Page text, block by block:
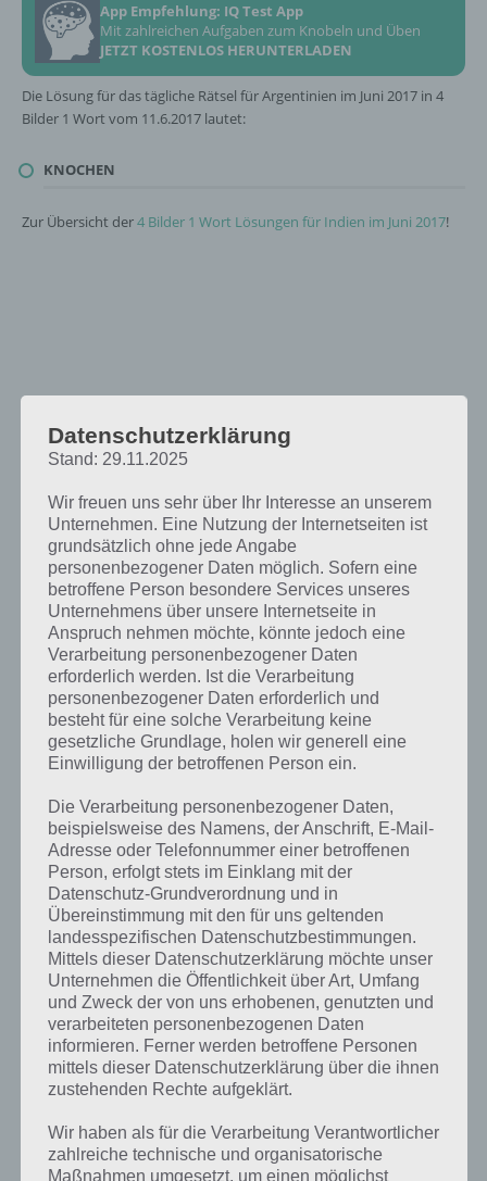
App Empfehlung: IQ Test App
Mit zahlreichen Aufgaben zum Knobeln und Üben
JETZT KOSTENLOS HERUNTERLADEN
Die Lösung für das tägliche Rätsel für Argentinien im Juni 2017 in 4
Bilder 1 Wort vom 11.6.2017 lautet:
KNOCHEN
Zur Übersicht der4 Bilder 1 Wort Lösungen für Indien im Juni 2017!
Kurze Begriffserklärung zur Lösung
Knochen
Knochen ist die Lösung für das tägliche Rätsel am 11.6.2017 in 4
Bilder 1 Wort, doch welche Bedeutung hat dieses eigentlich?
Sprechen wir von Knochen, dann ist hiermit das Organ des Skeletts
von Wirbeltieren gemeint. Dazu gleich noch mehr. Zudem gibt es
auch noch das Knochengewebe. Dieses schwammartig aufgebaut
und besteht aus feinen Knochenbälkchen. Hierin wiederum befindet
sich das Knochenmark, welches für die Neubildung von Zellen
verantwortlich ist.
Körpergewicht zu tragen und sind wechselnden Kräften ausgesetzt.
Die Knochen sind dabei durch Muskeln, Gelenke, Sehnen und
Bändern miteinander verbunden. Knochen sind außerdem gut
Datenschutzerklärung
Stand: 29.11.2025
Wir freuen uns sehr über Ihr Interesse an unserem
Unternehmen. Eine Nutzung der Internetseiten ist
grundsätzlich ohne jede Angabe
personenbezogener Daten möglich. Sofern eine
betroffene Person besondere Services unseres
Unternehmens über unsere Internetseite in
Anspruch nehmen möchte, könnte jedoch eine
Verarbeitung personenbezogener Daten
erforderlich werden. Ist die Verarbeitung
personenbezogener Daten erforderlich und
besteht für eine solche Verarbeitung keine
gesetzliche Grundlage, holen wir generell eine
Einwilligung der betroffenen Person ein.
Die Verarbeitung personenbezogener Daten,
beispielsweise des Namens, der Anschrift, E-Mail-
Adresse oder Telefonnummer einer betroffenen
Person, erfolgt stets im Einklang mit der
Datenschutz-Grundverordnung und in
Übereinstimmung mit den für uns geltenden
landesspezifischen Datenschutzbestimmungen.
Mittels dieser Datenschutzerklärung möchte unser
Unternehmen die Öffentlichkeit über Art, Umfang
und Zweck der von uns erhobenen, genutzten und
verarbeiteten personenbezogenen Daten
informieren. Ferner werden betroffene Personen
mittels dieser Datenschutzerklärung über die ihnen
zustehenden Rechte aufgeklärt.
Wir haben als für die Verarbeitung Verantwortlicher
zahlreiche technische und organisatorische
Maßnahmen umgesetzt, um einen möglichst